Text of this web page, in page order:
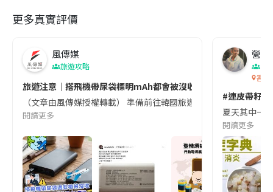
更多真實評價
風傳媒
旅遊攻略
旅遊注意｜搭飛機帶尿袋標明mAh都會被沒收😱出發前切記檢查
（文章由風傳媒授權轉載） 準備前往韓國旅遊的民眾，近期要
閱讀更多
營養
香港
#連皮帶籽
夏天其中一
閱讀更多